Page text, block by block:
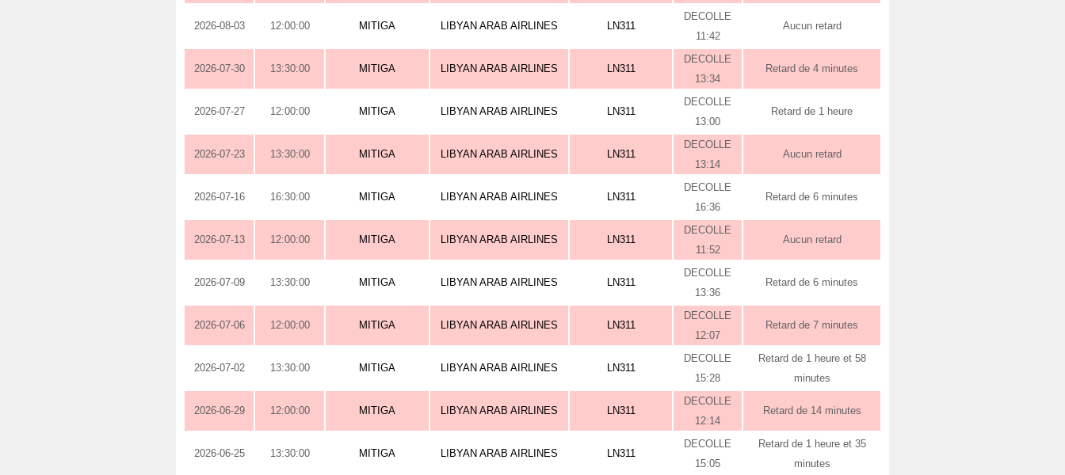
2026-08-03 12:00:00 MITIGA LIBYAN ARAB AIRLINES LN311
DECOLLE
11:42
Aucun retard
2026-07-30 13:30:00 MITIGA LIBYAN ARAB AIRLINES LN311
DECOLLE
13:34
Retard de 4 minutes
2026-07-27 12:00:00 MITIGA LIBYAN ARAB AIRLINES LN311
DECOLLE
13:00
Retard de 1 heure
2026-07-23 13:30:00 MITIGA LIBYAN ARAB AIRLINES LN311
DECOLLE
13:14
Aucun retard
2026-07-16 16:30:00 MITIGA LIBYAN ARAB AIRLINES LN311
DECOLLE
16:36
Retard de 6 minutes
2026-07-13 12:00:00 MITIGA LIBYAN ARAB AIRLINES LN311
DECOLLE
11:52
Aucun retard
2026-07-09 13:30:00 MITIGA LIBYAN ARAB AIRLINES LN311
DECOLLE
13:36
Retard de 6 minutes
2026-07-06 12:00:00 MITIGA LIBYAN ARAB AIRLINES LN311
DECOLLE
12:07
Retard de 7 minutes
2026-07-02 13:30:00 MITIGA LIBYAN ARAB AIRLINES LN311
DECOLLE
15:28
Retard de 1 heure et 58
minutes
2026-06-29 12:00:00 MITIGA LIBYAN ARAB AIRLINES LN311
DECOLLE
12:14
Retard de 14 minutes
2026-06-25 13:30:00 MITIGA LIBYAN ARAB AIRLINES LN311
DECOLLE
15:05
Retard de 1 heure et 35
minutes